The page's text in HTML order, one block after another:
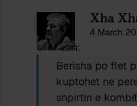
Xha
4 March
Shkruan:
Berisha po flet
kuptohet ne
shpirtin e